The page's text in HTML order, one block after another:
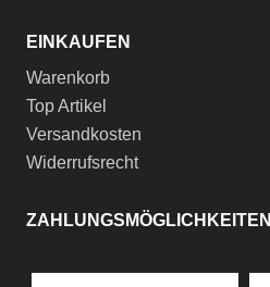
EINKAUFEN
Warenkorb
Top Artikel
Versandkosten
Widerrufsrecht
ZAHLUNGSMÖGLICHKEITEN